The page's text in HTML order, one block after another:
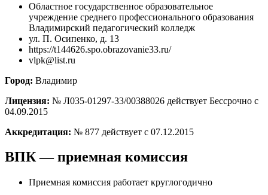
Областное государственное образовательное
учреждение среднего профессионального образования
Владимирский педагогический колледж
ул. П. Осипенко, д. 13
https://t144626.spo.obrazovanie33.ru/
vlpk@list.ru
Город: Владимир
Лицензия: № Л035-01297-33/00388026 действует Бессрочно с
04.09.2015
Аккредитация: № 877 действует с 07.12.2015
ВПК — приемная комиссия
Приемная комиссия работает круглогодично